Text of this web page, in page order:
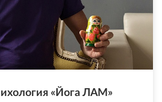
«Йога ЛАМ»